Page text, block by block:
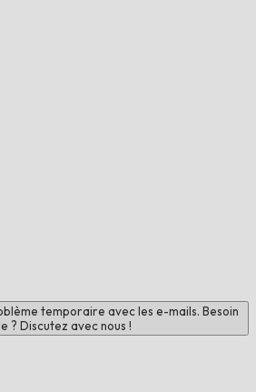
temporaire avec les e-mails. Besoin
? Discutez avec nous !